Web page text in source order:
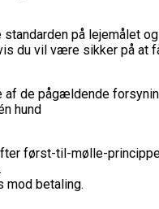
på lejemålet
du vil være sikker på
af de pågældende
hund
først-til-mølle-
betaling.